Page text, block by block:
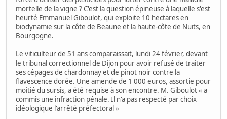
mortelle de la vigne ? C'est la question épineuse à laquelle s'est
heurté Emmanuel Giboulot, qui exploite 10 hectares en
biodynamie sur la côte de Beaune et la haute-côte de Nuits, en
Bourgogne.
Le viticulteur de 51 ans comparaissait, lundi 24 février, devant
le tribunal correctionnel de Dijon pour avoir refusé de traiter
ses cépages de chardonnay et de pinot noir contre la
flavescence dorée. Une amende de 1 000 euros, assortie pour
moitié du sursis, a été requise à son encontre. M. Giboulot « a
commis une infraction pénale. Il n'a pas respecté par choix
idéologique l'arrêté préfectoral »